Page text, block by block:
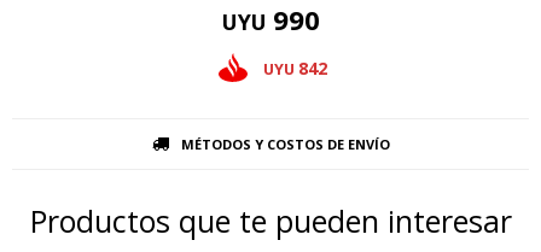
UYU 990
UYU 842
MÉTODOS Y COSTOS DE ENVÍO
Productos que te pueden interesar